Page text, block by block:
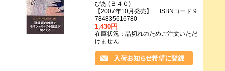
ぴあ (Ｂ４０)
【2007年10月発売】 ISBNコード 9
784835616780
1,430円
在庫状況：品切れのためご注文いただ
けません